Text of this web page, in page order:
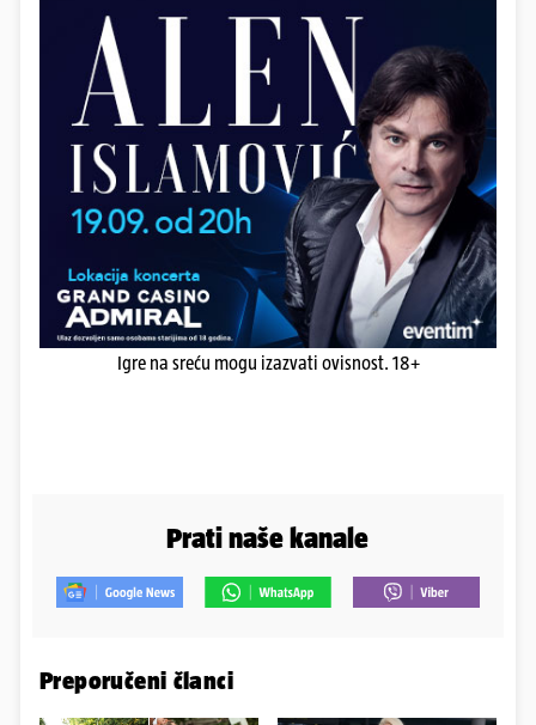
Igre na sreću mogu izazvati ovisnost. 18+
Prati naše kanale
Preporučeni članci